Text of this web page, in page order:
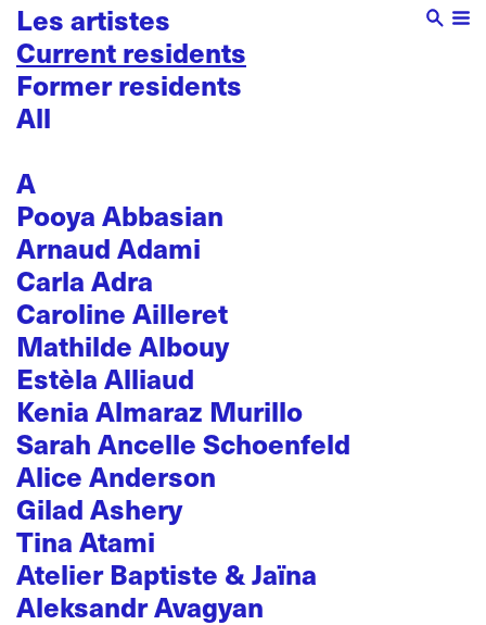
Les artistes
Current residents
Former residents
All
A
Pooya Abbasian
Arnaud Adami
Carla Adra
Caroline Ailleret
Mathilde Albouy
Estèla Alliaud
Kenia Almaraz Murillo
Sarah Ancelle Schoenfeld
Alice Anderson
Gilad Ashery
Tina Atami
Atelier Baptiste & Jaïna
Aleksandr Avagyan